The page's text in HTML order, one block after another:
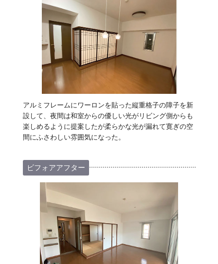
アルミフレームにワーロンを貼った縦重格子の障子を新
設して、夜間は和室からの優しい光がリビング側からも
楽しめるように提案したが柔らかな光が漏れて寛ぎの空
間にふさわしい雰囲気になった。
ビフォアアフター